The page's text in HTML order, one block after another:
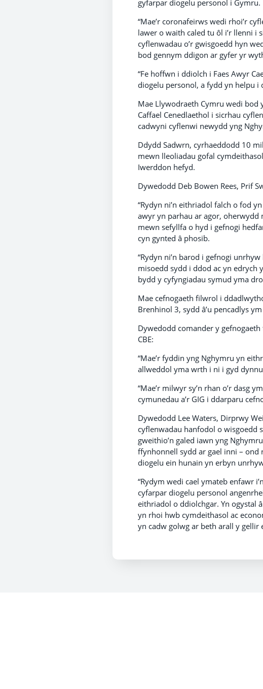
gyfarpar diogelu personol i Gymru.
“Mae’r coronafeirws wedi rhoi’r
lawer o waith caled tu ôl i’r llenni i
cyflenwadau o’r gwisgoedd hyn
bod gennym ddigon ar gyfer yr
“Fe hoffwn i ddiolch i Faes Awyr
diogelu personol, a fydd yn helpu i
Mae Llywodraeth Cymru wedi bod
Caffael Cenedlaethol i sicrhau
cadwyni cyflenwi newydd yng
Ddydd Sadwrn, cyrhaeddodd 10
mewn lleoliadau gofal
Iwerddon hefyd.
Dywedodd Deb Bowen Rees, Prif
“Rydyn ni’n eithriadol falch o fod
awyr yn parhau ar agor, oherwydd
mewn sefyllfa o hyd i gefnogi
cyn gynted â phosib.
“Rydyn ni’n barod i gefnogi
misoedd sydd i ddod ac yn edrych
bydd y cyfyngiadau symud yma
Mae cefnogaeth filwrol i
Brenhinol 3, sydd â’u pencadlys
Dywedodd comander y
CBE:
“Mae’r fyddin yng Nghymru yn
allweddol yma wrth i ni i gyd dynnu
“Mae’r milwyr sy’n rhan o’r dasg
cymunedau a’r GIG i ddarparu
Dywedodd Lee Waters, Dirprwy
cyflenwadau hanfodol o wisgoedd
gweithio’n galed iawn yng
ffynhonnell sydd ar gael inni – ond
diogelu ein hunain yn erbyn
“Rydym wedi cael ymateb enfawr
cyfarpar diogelu personol
eithriadol o ddiolchgar. Yn ogystal
yn rhoi hwb cymdeithasol ac
yn cadw golwg ar beth arall y gellir